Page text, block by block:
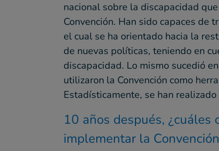
nacional sobre la discapacidad
Convención. Han sido capaces de
el cual se ha orientado hacia la
de nuevas políticas, teniendo en
discapacidad. Lo mismo sucedió
utilizaron la Convención como
Estadísticamente, se han
10 años después, ¿cuáles
implementar la